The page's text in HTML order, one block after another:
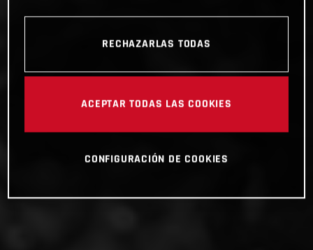
RECHAZARLAS TODAS
ACEPTAR TODAS LAS COOKIES
CONFIGURACIÓN DE COOKIES